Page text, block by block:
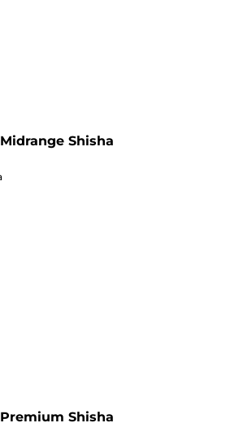
Midrange Shisha
Premium Shisha